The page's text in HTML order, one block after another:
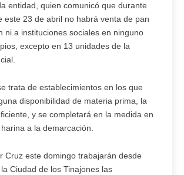
entidad, quien comunicó que durante
este 23 de abril no habrá venta de pan
ni a instituciones sociales en ninguno
excepto en 13 unidades de la
trata de establecimientos en los que
disponibilidad de materia prima, la
y se completará en la medida en
a la demarcación.
Cruz este domingo trabajarán desde
Ciudad de los Tinajones las